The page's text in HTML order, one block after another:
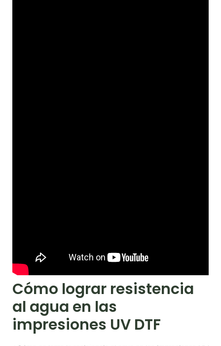
Cómo lograr resistencia
al agua en las
impresiones UV DTF